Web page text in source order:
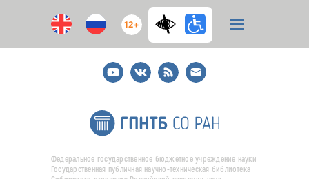
12+
YoutubeВКонтакте
RSS
E-
mail
подписка
Федеральное государственное бюджетное учреждение науки
Государственная публичная научно-техническая библиотека